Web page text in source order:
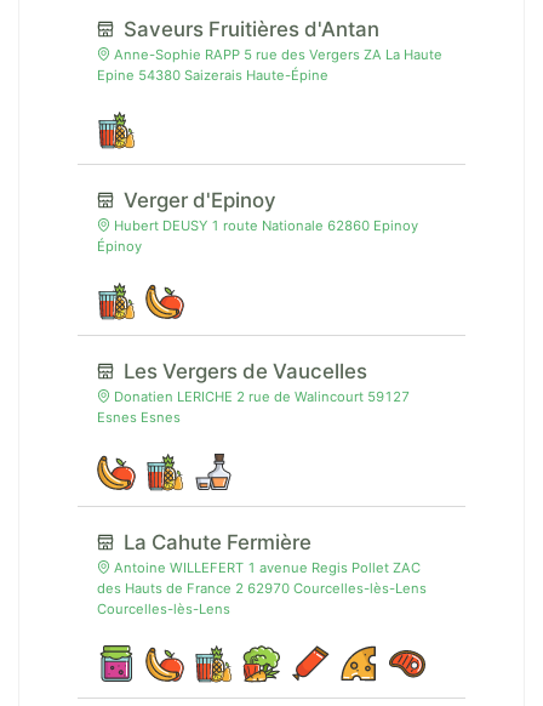
Saveurs Fruitières d'Antan
Anne-Sophie RAPP 5 rue des Vergers ZA La Haute
Epine 54380 Saizerais Haute-Épine
Verger d'Epinoy
Hubert DEUSY 1 route Nationale 62860 Epinoy
Épinoy
Les Vergers de Vaucelles
Donatien LERICHE 2 rue de Walincourt 59127
Esnes Esnes
La Cahute Fermière
Antoine WILLEFERT 1 avenue Regis Pollet ZAC
des Hauts de France 2 62970 Courcelles-lès-Lens
Courcelles-lès-Lens